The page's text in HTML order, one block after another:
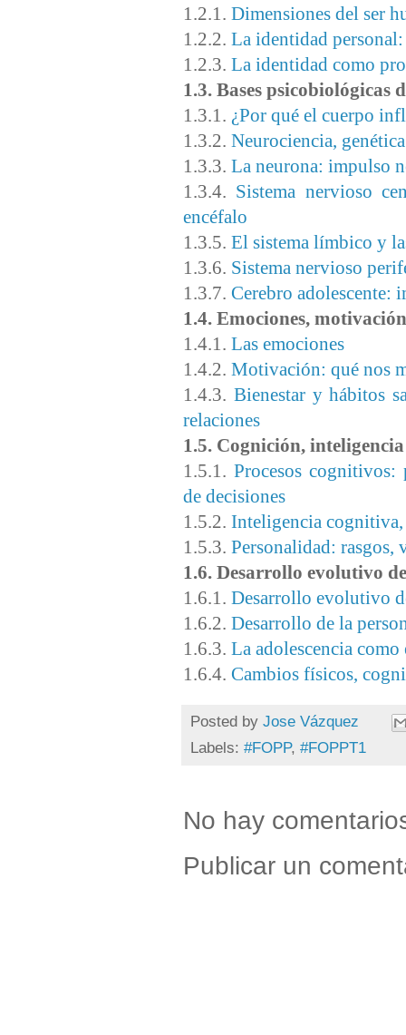
1.2.1. Dimensiones del ser
1.2.2. La identidad
1.2.3. La identidad como
1.3. Bases psicobiológicas
1.3.1. ¿Por qué el cuerpo
1.3.2. Neurociencia,
1.3.3. La neurona: impulso
1.3.4. Sistema nervioso
encéfalo
1.3.5. El sistema límbico y
1.3.6. Sistema nervioso
1.3.7. Cerebro adolescente:
1.4. Emociones,
1.4.1. Las emociones
1.4.2. Motivación: qué nos
1.4.3. Bienestar y hábitos
relaciones
1.5. Cognición,
1.5.1. Procesos cognitivos:
de decisiones
1.5.2. Inteligencia
1.5.3. Personalidad: rasgos,
1.6. Desarrollo evolutivo
1.6.1. Desarrollo evolutivo
1.6.2. Desarrollo de la
1.6.3. La adolescencia
1.6.4. Cambios físicos,
Posted by Jose Vázquez
Labels: #FOPP, #FOPPT1
No hay
Publicar un